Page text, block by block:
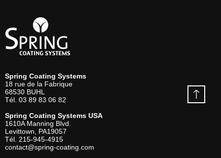
Spring Coating Systems
18 rue de la Fabrique
68530 BUHL
Tél. 03 89 83 06 82
Spring Coating Systems USA
1610A Manning Blvd.
Levittown, PA19057
Tél. 215-945-4915
contact@spring-coating.com